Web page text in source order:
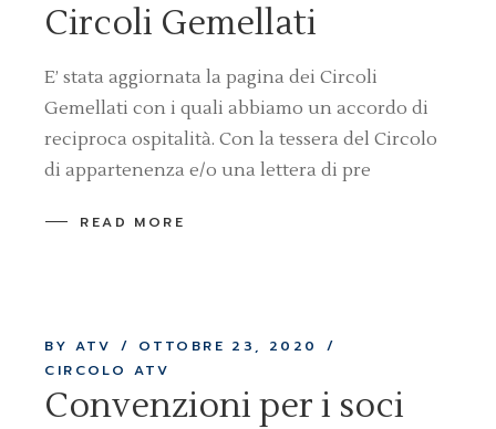
Circoli Gemellati
E’ stata aggiornata la pagina dei Circoli
Gemellati con i quali abbiamo un accordo di
reciproca ospitalità. Con la tessera del Circolo
di appartenenza e/o una lettera di pre
READ MORE
BY ATV
OTTOBRE 23, 2020
CIRCOLO ATV
Convenzioni per i soci